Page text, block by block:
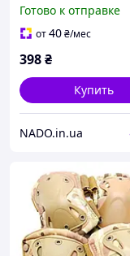
страйкбола
линзы,
Готово к отправке
от40₴/мес
398₴
Купить
NADO.in.ua